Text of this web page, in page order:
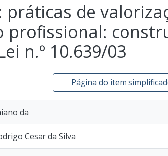
práticas de
profissional:
n.º 10.639/03
Página do item
da
Cesar da Silva